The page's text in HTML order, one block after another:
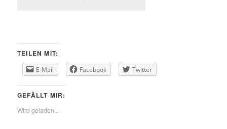
TEILEN MIT:
E-Mail Facebook Twitter
GEFÄLLT MIR:
Wird geladen...